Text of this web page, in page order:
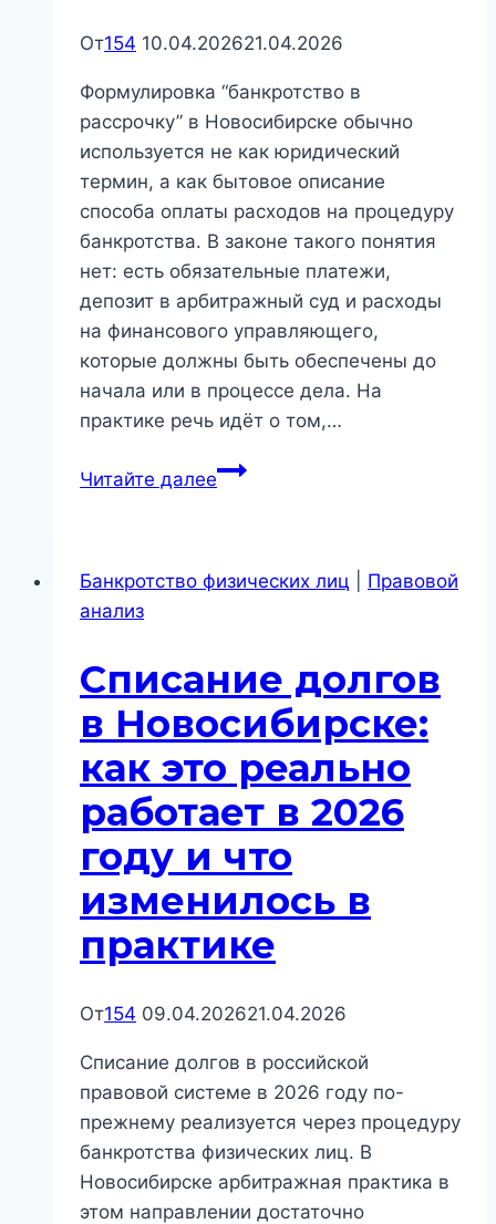
От154 10.04.202621.04.2026
Формулировка “банкротство в
рассрочку” в Новосибирске обычно
используется не как юридический
термин, а как бытовое описание
способа оплаты расходов на процедуру
банкротства. В законе такого понятия
нет: есть обязательные платежи,
депозит в арбитражный суд и расходы
на финансового управляющего,
которые должны быть обеспечены до
начала или в процессе дела. На
практике речь идёт о том,…
Читайте далееБанкротство
Новосибирске:
устроена
оплата
процедуры
и
заканчивается
“удобный
Банкротство физических лиц
Правовой
анализ
Списание долгов
в Новосибирске:
как это реально
работает в 2026
году и что
изменилось в
практике
От154 09.04.202621.04.2026
Списание долгов в российской
правовой системе в 2026 году по-
прежнему реализуется через процедуру
банкротства физических лиц. В
Новосибирске арбитражная практика в
этом направлении достаточно